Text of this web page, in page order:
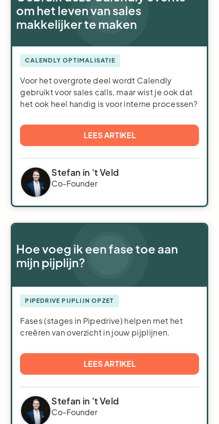
om het leven van sales
makkelijker te maken
CALENDLY OPTIMALISATIE
Voor het overgrote deel wordt Calendly
gebruikt voor sales calls, maar wist je ook dat
het ook heel handig is voor interne processen?
LEES ARTIKEL
Stefan in 't Veld
Co-Founder
Hoe voeg ik een fase toe aan
mijn pijplijn?
PIPEDRIVE PIJPLIJN OPZET
Fases (stages in Pipedrive) helpen met het
creëren van overzicht in jouw pijplijnen.
LEES ARTIKEL
Stefan in 't Veld
Co-Founder